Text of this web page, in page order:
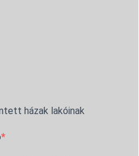
házak lakóinak